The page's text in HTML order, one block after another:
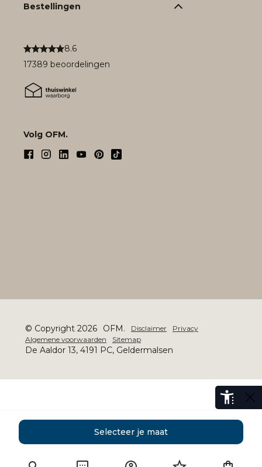
Selecteer je maat
8.6
17389 beoordelingen
Volg OFM.
Bestellingen
© Copyright 2026 OFM. Disclaimer
Privacy
Algemene voorwaarden
Sitemap
De Aaldor 13, 4191 PC, Geldermalsen